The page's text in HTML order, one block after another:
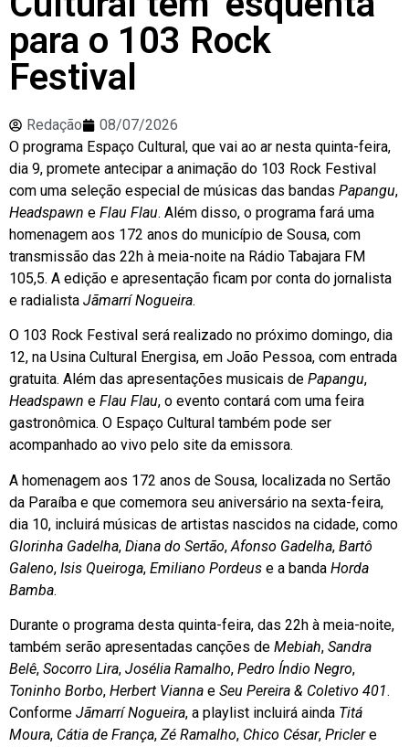
para o 103 Rock
Festival
Redação
08/07/2026
O programa Espaço Cultural, que vai ao ar nesta quinta-feira,
dia 9, promete antecipar a animação do 103 Rock Festival
com uma seleção especial de músicas das bandas Papangu,
Headspawn e Flau Flau. Além disso, o programa fará uma
homenagem aos 172 anos do município de Sousa, com
transmissão das 22h à meia-noite na Rádio Tabajara FM
105,5. A edição e apresentação ficam por conta do jornalista
e radialista Jãmarrí Nogueira.
O 103 Rock Festival será realizado no próximo domingo, dia
12, na Usina Cultural Energisa, em João Pessoa, com entrada
gratuita. Além das apresentações musicais de Papangu,
Headspawn e Flau Flau, o evento contará com uma feira
gastronômica. O Espaço Cultural também pode ser
acompanhado ao vivo pelo site da emissora.
A homenagem aos 172 anos de Sousa, localizada no Sertão
da Paraíba e que comemora seu aniversário na sexta-feira,
dia 10, incluirá músicas de artistas nascidos na cidade, como
Glorinha Gadelha, Diana do Sertão, Afonso Gadelha, Bartô
Galeno, Isis Queiroga, Emiliano Pordeus e a banda Horda
Bamba.
Durante o programa desta quinta-feira, das 22h à meia-noite,
também serão apresentadas canções de Mebiah, Sandra
Belê, Socorro Lira, Josélia Ramalho, Pedro Índio Negro,
Toninho Borbo, Herbert Vianna e Seu Pereira & Coletivo 401.
Conforme Jãmarrí Nogueira, a playlist incluirá ainda Titá
Moura, Cátia de França, Zé Ramalho, Chico César, Priclere